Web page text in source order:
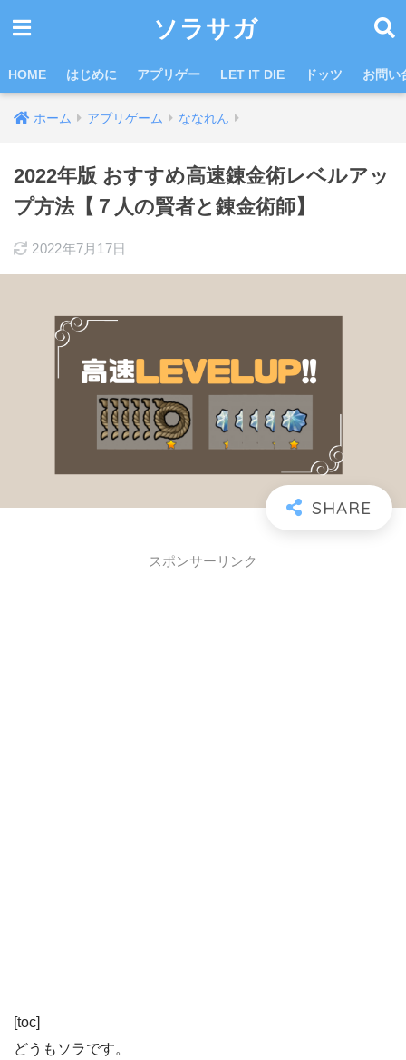
ソラサガ
HOME はじめに アプリゲー LET IT DIE ドッツ お問い
ホーム アプリゲーム ななれん
2022年版 おすすめ高速錬金術レベルアッ
プ方法【７人の賢者と錬金術師】
2022年7月17日
スポンサーリンク
[toc]
どうもソラです。